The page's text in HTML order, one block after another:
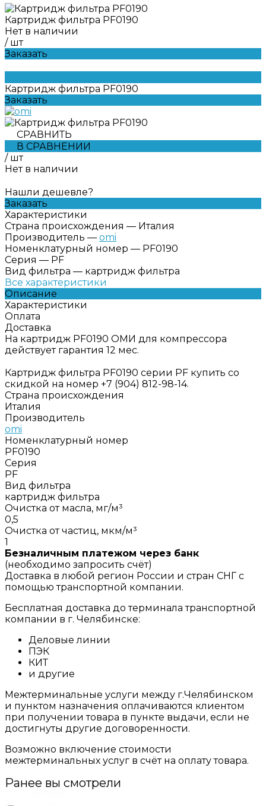
Картридж фильтра PF0190
Нет в наличии
/ шт
Заказать
Картридж фильтра PF0190
Заказать
СРАВНИТЬ
В СРАВНЕНИИ
/ шт
Нет в наличии
Нашли дешевле?
Заказать
Характеристики
Страна происхождения — Италия
Производитель — omi
Номенклатурный номер — PF0190
Серия — PF
Вид фильтра — картридж фильтра
Все характеристики
Описание
Характеристики
Оплата
Доставка
На картридж PF0190 ОМИ для компрессора
действует гарантия 12 мес.
Картридж фильтра PF0190 серии PF купить со
скидкой на номер +7 (904) 812-98-14.
Страна происхождения
Италия
Производитель
omi
Номенклатурный номер
PF0190
Серия
PF
Вид фильтра
картридж фильтра
Очистка от масла, мг/м³
0,5
Очистка от частиц, мкм/м³
1
Безналичным платежом через банк
(необходимо запросить счёт)
Доставка в любой регион России и стран СНГ с
помощью транспортной компании.
Бесплатная доставка до терминала транспортной
компании в г. Челябинске:
Деловые линии
ПЭК
КИТ
и другие
Межтерминальные услуги между г.Челябинском
и пунктом назначения оплачиваются клиентом
при получении товара в пункте выдачи, если не
достигнуты другие договоренности.
Возможно включение стоимости
межтерминальных услуг в счёт на оплату товара.
Ранее вы смотрели